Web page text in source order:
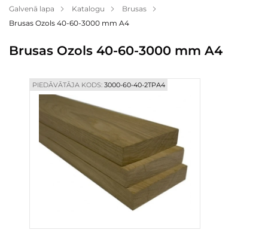
Apmaksa
Blogs
Kontaktinformācija
Galvenā lapa Katalogu
Brusas
Brusas Ozols 40-60-3000 mm A4
Brusas Ozols 40-60-3000 mm A4
PIEDĀVĀTĀJA KODS:3000-60-40-2TPА4